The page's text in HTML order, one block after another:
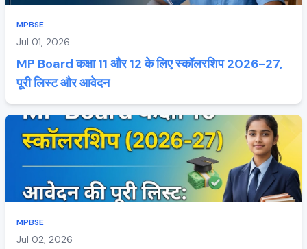
MPBSE
Jul 01, 2026
MP Board कक्षा 11 और 12 के लिए स्कॉलरशिप 2026-27,
पूरी लिस्ट और आवेदन
MPBSE
Jul 02, 2026